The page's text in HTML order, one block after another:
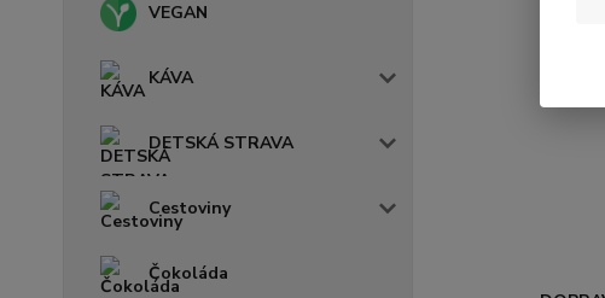
VEGAN
KÁVA
DETSKÁ STRAVA
Cestoviny
Čokoláda